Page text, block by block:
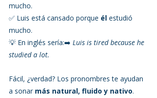
mucho.
✅ Luis está cansado porque él estudió
mucho.
💡 En inglés sería:➡️ Luis is tired because he
studied a lot.
Fácil, ¿verdad? Los pronombres te ayudan
a sonar más natural, fluido y nativo.